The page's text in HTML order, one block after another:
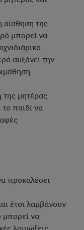
της
μπορεί να
αυξάνει την
μητέρας
το παιδί να
προκαλέσει
έτσι λαμβάνουν
μπορεί να